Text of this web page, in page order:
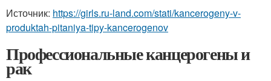
Источник: https://girls.ru-land.com/stati/kancerogeny-v-
produktah-pitaniya-tipy-kancerogenov
Профессиональные канцерогены и
рак